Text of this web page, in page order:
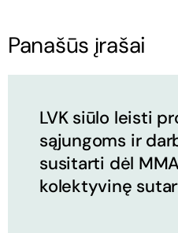
Panašūs įrašai
LVK siūlo leisti
sąjungoms ir
susitarti dėl
kolektyvinę